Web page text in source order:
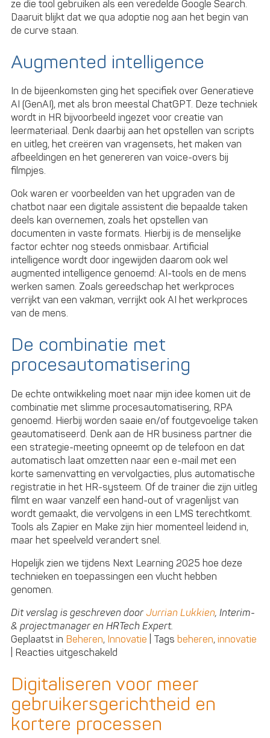
ze die tool gebruiken als een veredelde Google Search.
Daaruit blijkt dat we qua adoptie nog aan het begin van
de curve staan.
Augmented intelligence
In de bijeenkomsten ging het specifiek over Generatieve
AI (GenAI), met als bron meestal ChatGPT. Deze techniek
wordt in HR bijvoorbeeld ingezet voor creatie van
leermateriaal. Denk daarbij aan het opstellen van scripts
en uitleg, het creëren van vragensets, het maken van
afbeeldingen en het genereren van voice-overs bij
filmpjes.
Ook waren er voorbeelden van het upgraden van de
chatbot naar een digitale assistent die bepaalde taken
deels kan overnemen, zoals het opstellen van
documenten in vaste formats. Hierbij is de menselijke
factor echter nog steeds onmisbaar. Artificial
intelligence wordt door ingewijden daarom ook wel
augmented intelligence genoemd: AI-tools en de mens
werken samen. Zoals gereedschap het werkproces
verrijkt van een vakman, verrijkt ook AI het werkproces
van de mens.
De combinatie met
procesautomatisering
De echte ontwikkeling moet naar mijn idee komen uit de
combinatie met slimme procesautomatisering, RPA
genoemd. Hierbij worden saaie en/of foutgevoelige taken
geautomatiseerd. Denk aan de HR business partner die
een strategie-meeting opneemt op de telefoon en dat
automatisch laat omzetten naar een e-mail met een
korte samenvatting en vervolgacties, plus automatische
registratie in het HR-systeem. Of de trainer die zijn uitleg
filmt en waar vanzelf een hand-out of vragenlijst van
wordt gemaakt, die vervolgens in een LMS terechtkomt.
Tools als Zapier en Make zijn hier momenteel leidend in,
maar het speelveld verandert snel.
Hopelijk zien we tijdens Next Learning 2025 hoe deze
technieken en toepassingen een vlucht hebben
genomen.
Dit verslag is geschreven door Jurrian Lukkien, Interim-
& projectmanager en HRTech Expert.
Geplaatst in Beheren, Innovatie Tags beheren,innovatie
Reacties uitgeschakeld
Learning
2024:
AI
nog
niet
Digitaliseren voor meer
gebruikersgerichtheid en
kortere processen